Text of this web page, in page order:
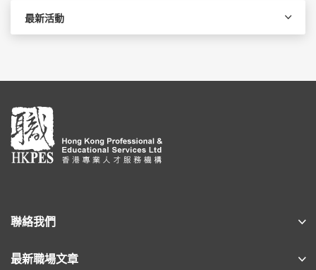
最新活動
聯絡我們
最新職場文章